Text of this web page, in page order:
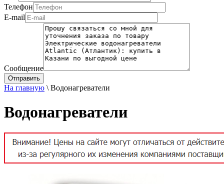
Телефон
E-mail
Сообщение
На главную \ Водонагреватели
Водонагреватели